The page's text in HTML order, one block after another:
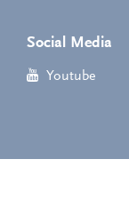
Social Media
Youtube